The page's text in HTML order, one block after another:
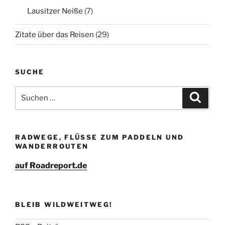
Lausitzer Neiße (7)
Zitate über das Reisen (29)
SUCHE
nach:
RADWEGE, FLÜSSE ZUM PADDELN UND
WANDERROUTEN
auf Roadreport.de
BLEIB WILDWEITWEG!